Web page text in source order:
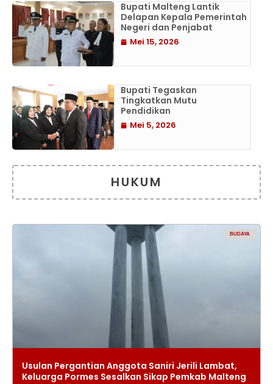
Bupati Malteng Lantik
Delapan Kepala Pemerintah
Negeri dan Penjabat
Mei 15, 2026
Bupati Tegaskan
Tingkatkan Mutu
Pendidikan
Mei 5, 2026
HUKUM
BUDAYA
Usulan Pergantian Anggota Saniri Jerili Lambat,
Keluarga Pormes Sesalkan Sikap Pemkab Malteng